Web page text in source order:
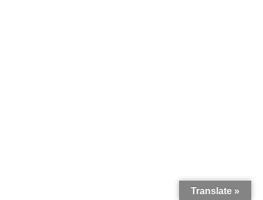
Translate »